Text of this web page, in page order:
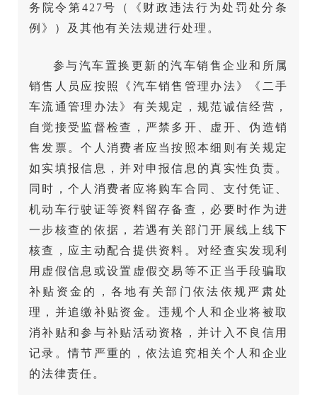
务院令第427号（《财政违法行为处罚处分条
例》）及其他有关法规进行处理。
参与汽车置换更新的汽车销售企业和所属
销售人员应按照《汽车销售管理办法》《二手
车流通管理办法》有关规定，规范诚信经营，
自觉接受监督检查，严禁多开、虚开、伪造销
售发票。个人消费者应当按照本细则有关规定
如实填报信息，并对申报信息的真实性负责。
同时，个人消费者应将购车合同、支付凭证、
机动车行驶证等资料留存备查，必要时作为进
一步核查的依据，若遇有关部门开展线上线下
核查，应主动配合提供资料。对经查实发现利
用虚假信息或设置虚假交易等不正当手段骗取
补贴资金的，各地有关部门依法依规严肃处
理，并追缴补贴资金。违规个人和企业将被取
消补贴和参与补贴活动资格，并计入不良信用
记录。情节严重的，依法追究相关个人和企业
的法律责任。